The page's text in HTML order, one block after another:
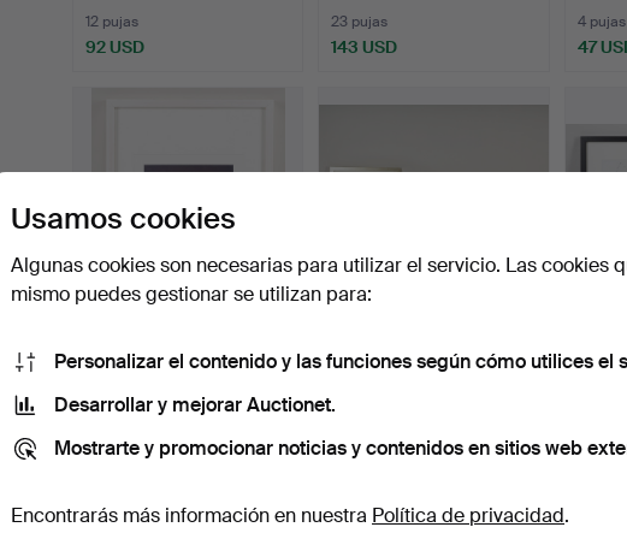
12 pujas
92 USD
23 pujas
143 USD
4 pujas
47
Sunrise, firmado, gelat…
166 USD
la serie «Counterp…
35 USD
JARI
la
35
Usamos cookies
Algunas cookies son necesarias para utilizar el servicio. Las cookies
mismo puedes gestionar se utilizan para:
Personalizar el contenido y las funciones según cómo utilices el
Desarrollar y mejorar Auctionet.
Mostrarte y promocionar noticias y contenidos en sitios web
Encontrarás más información en nuestra Política de privacidad.